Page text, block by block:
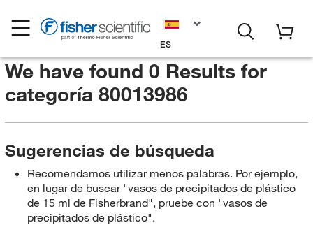
ES
We have found 0 Results for
categoría 80013986
Sugerencias de búsqueda
Recomendamos utilizar menos palabras. Por ejemplo,
en lugar de buscar "vasos de precipitados de plástico
de 15 ml de Fisherbrand", pruebe con "vasos de
precipitados de plástico".